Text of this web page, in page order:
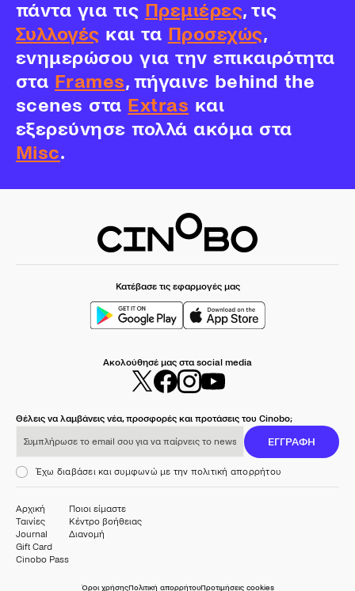
πάντα για τις Πρεμιέρες, τις
Συλλογές και τα Προσεχώς,
ενημερώσου για την επικαιρότητα
στα Frames, πήγαινε behind the
scenes στα Extras και
εξερεύνησε πολλά ακόμα στα
Misc.
Κατέβασε τις εφαρμογές μας
Ακολούθησέ μας στα social media
Θέλεις να λαμβάνεις νέα, προσφορές και προτάσεις του Cinobo;
ΕΓΓΡΑΦΗ
Έχω διαβάσει και συμφωνώ με την πολιτική απορρήτου
Αρχική
Ταινίες
Journal
Gift Card
Cinobo Pass
Ποιοι είμαστε
Κέντρο βοήθειας
Διανομή
Όροι χρήσηςΠολιτική απορρήτουΠροτιμήσεις cookies